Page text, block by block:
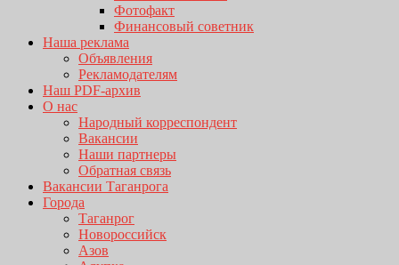
Фотофакт
Финансовый советник
Наша реклама
Объявления
Рекламодателям
Наш PDF-архив
О нас
Народный корреспондент
Вакансии
Наши партнеры
Обратная связь
Вакансии Таганрога
Города
Таганрог
Новороссийск
Азов